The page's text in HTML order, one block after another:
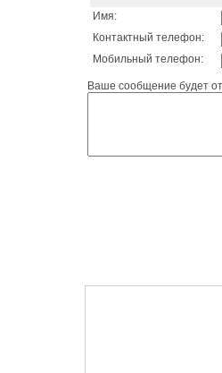
Имя:
Контактный телефон:
Мобильный телефон:
Ваше сообщение будет